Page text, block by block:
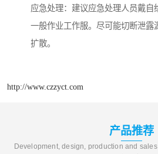
应急处理：建议应急处理人员戴自
一般作业工作服。尽可能切断泄露
扩散。
http://www.czzyct.com
产品推荐
Development, design, production and